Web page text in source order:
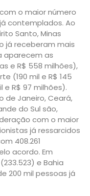
o maior número
contemplados. Ao
Santo, Minas
já receberam mais
aparecem as
e R$ 558 milhões),
(190 mil e R$ 145
R$ 97 milhões).
de Janeiro, Ceará,
do Sul são,
com o maior
já ressarcidos
408.261
acordo. Em
e Bahia
200 mil pessoas já